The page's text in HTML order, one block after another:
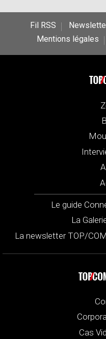
Fil RSS
Mentions légales
Le guide
La
La newsletter TOP/
Cas